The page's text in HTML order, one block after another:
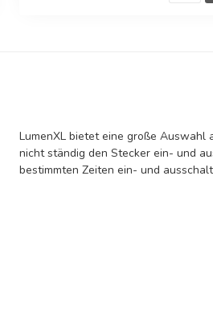
LumenXL bietet eine große Auswahl
nicht ständig den Stecker ein- und
bestimmten Zeiten ein- und